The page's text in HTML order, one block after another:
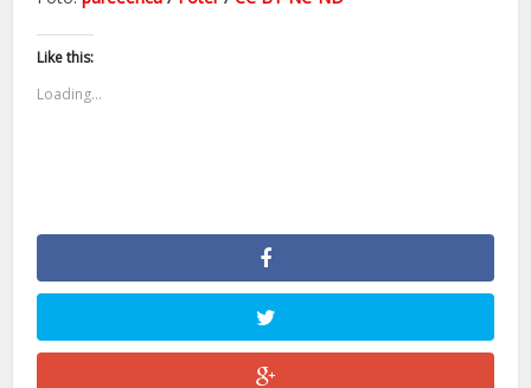
Like this:
Loading...